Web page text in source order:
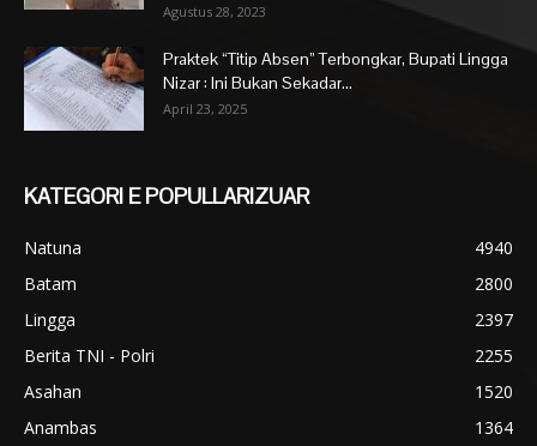
Agustus 28, 2023
Praktek “Titip Absen” Terbongkar, Bupati Lingga
Nizar : Ini Bukan Sekadar...
April 23, 2025
KATEGORI E POPULLARIZUAR
Natuna
4940
Batam
2800
Lingga
2397
Berita TNI - Polri
2255
Asahan
1520
Anambas
1364